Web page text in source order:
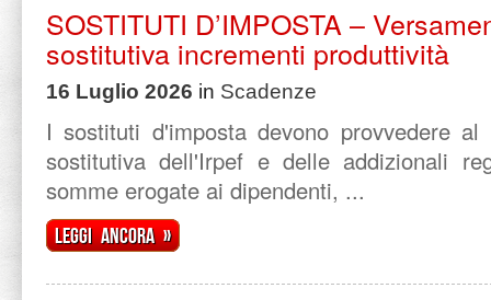
SOSTITUTI D’IMPOSTA –
sostitutiva incrementi produttività
16 Luglio 2026 in Scadenze
I sostituti d'imposta devono provvedere al
sostitutiva dell'Irpef e delle addizionali
somme erogate ai dipendenti, ...
Leggi ancora »